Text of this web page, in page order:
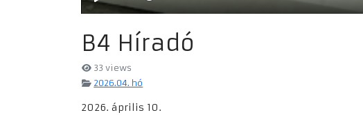
B4 Híradó
33 views
2026.04. hó
2026. április 10.